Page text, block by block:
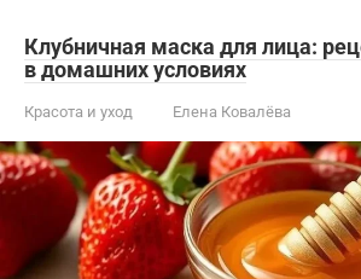
Клубничная маска для лица:
в домашних условиях
Красота и уход Елена Ковалёва